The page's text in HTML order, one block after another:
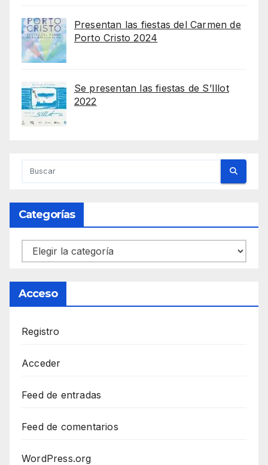
Presentan las fiestas del Carmen de
Porto Cristo 2024
Se presentan las fiestas de S’Illot
2022
Categorías
Categorías
Acceso
Registro
Acceder
Feed de entradas
Feed de comentarios
WordPress.org